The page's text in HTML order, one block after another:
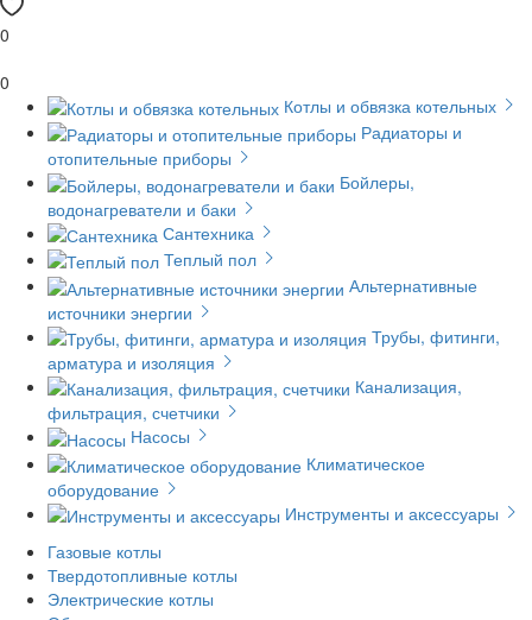
0
0
Котлы и обвязка котельных
Радиаторы и
отопительные приборы
Бойлеры,
водонагреватели и баки
Сантехника
Теплый пол
Альтернативные
источники энергии
Трубы, фитинги,
арматура и изоляция
Канализация,
фильтрация, счетчики
Насосы
Климатическое
оборудование
Инструменты и аксессуары
Газовые котлы
Твердотопливные котлы
Электрические котлы